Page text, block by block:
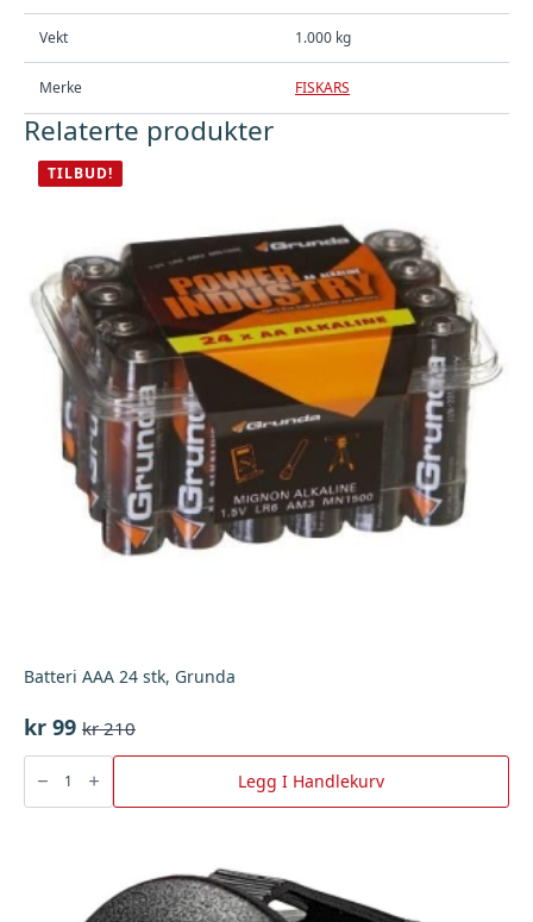
Vekt 1.000 kg
Merke FISKARS
Relaterte produkter
TILBUD!
Batteri AAA 24 stk, Grunda
kr210
Opprinnelig
pris
var:
kr 210.
kr 99
Nåværende
pris
er:
kr 99.
Batteri
stk,
Legg I Handlekurv